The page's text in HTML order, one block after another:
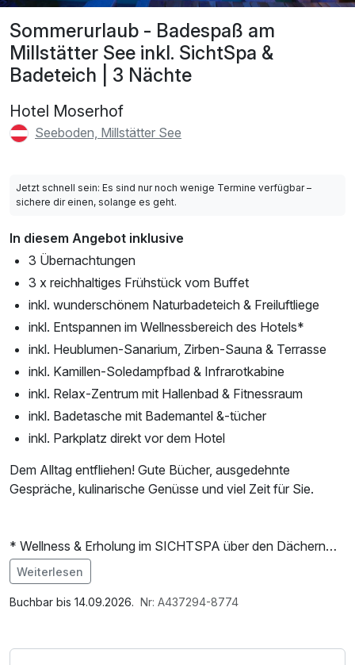
Sommerurlaub - Badespaß am
Millstätter See inkl. SichtSpa &
Badeteich | 3 Nächte
Hotel Moserhof
Seeboden, Millstätter See
Jetzt schnell sein: Es sind nur noch wenige Termine verfügbar –
sichere dir einen, solange es geht.
In diesem Angebot inklusive
3 Übernachtungen
3 x reichhaltiges Frühstück vom Buffet
inkl. wunderschönem Naturbadeteich & Freiluftliege
inkl. Entspannen im Wellnessbereich des Hotels*
inkl. Heublumen-Sanarium, Zirben-Sauna & Terrasse
inkl. Kamillen-Soledampfbad & Infrarotkabine
inkl. Relax-Zentrum mit Hallenbad & Fitnessraum
inkl. Badetasche mit Bademantel &-tücher
inkl. Parkplatz direkt vor dem Hotel
Dem Alltag entfliehen! Gute Bücher, ausgedehnte
Gespräche, kulinarische Genüsse und viel Zeit für Sie.
* Wellness & Erholung im SICHTSPA über den Dächern
Seebodens
Kräfte Sammeln in folgenden Saunen:
Heublumen-Sanarium mit Seeblick (55° C)
Im Angebot enthalten
Saunabenutzung, Saunatuch, Parkplatz, 1 x kleines
Weiterlesen
Buchbar bis 14.09.2026. Nr: A437294-8774